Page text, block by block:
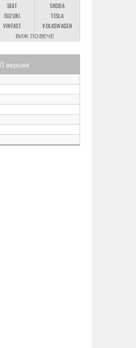
SEAT
SKODA
SUZUKI
TESLA
VINFAST
VOLKSWAGEN
ВИЖ ПОВЕЧЕ
версии